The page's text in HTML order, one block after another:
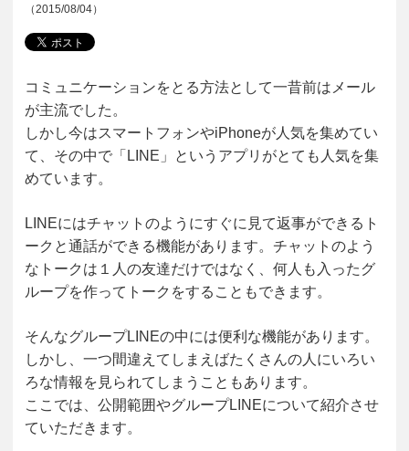
（2015/08/04）
コミュニケーションをとる方法として一昔前はメール
が主流でした。
しかし今はスマートフォンやiPhoneが人気を集めてい
て、その中で「LINE」というアプリがとても人気を集
めています。
LINEにはチャットのようにすぐに見て返事ができるト
ークと通話ができる機能があります。チャットのよう
なトークは１人の友達だけではなく、何人も入ったグ
ループを作ってトークをすることもできます。
そんなグループLINEの中には便利な機能があります。
しかし、一つ間違えてしまえばたくさんの人にいろい
ろな情報を見られてしまうこともあります。
ここでは、公開範囲やグループLINEについて紹介させ
ていただきます。